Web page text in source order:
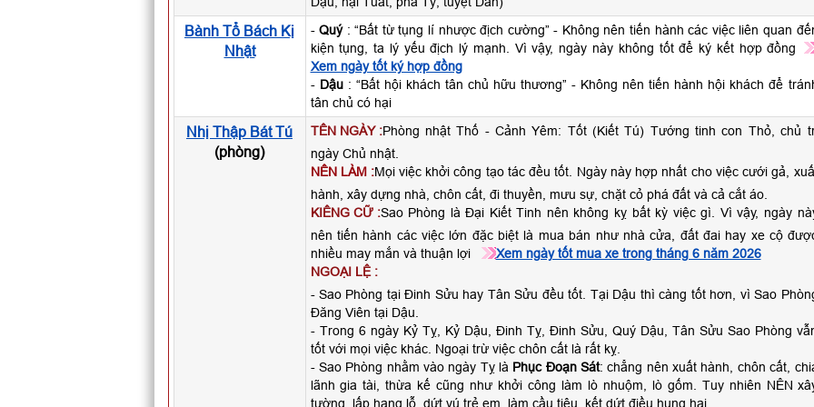
Bành Tổ Bách Kị
Nhật
-Quý: “Bất từ tụng lí nhược địch cường” - Không nên tiến hành các việc liên quan
kiện tụng, ta lý yếu địch lý mạnh. Vì vậy, ngày này không tốt để ký kết hợp đồng
Xem ngày tốt ký hợp đồng
- Dậu: “Bất hội khách tân chủ hữu thương” - Không nên tiến hành hội khách để
tân chủ có hại
Nhị Thập Bát Tú
(phòng)
TÊN NGÀY :Phòng nhật Thố - Cảnh Yêm: Tốt (Kiết Tú) Tướng tinh con Thỏ, chủ
ngày Chủ nhật.
NÊN LÀM :Mọi việc khởi công tạo tác đều tốt. Ngày này hợp nhất cho việc cưới gả,
hành, xây dựng nhà, chôn cất, đi thuyền, mưu sự, chặt cỏ phá đất và cả cắt áo.
KIÊNG CỮ :Sao Phòng là Đại Kiết Tinh nên không kỵ bất kỳ việc gì. Vì vậy, ngày
nên tiến hành các việc lớn đặc biệt là mua bán như nhà cửa, đất đai hay xe cộ
nhiều may mắn và thuận lợi
Xem ngày tốt mua xe trong tháng 6 năm 2026
NGOẠI LỆ :
- Sao Phòng tại Đinh Sửu hay Tân Sửu đều tốt. Tại Dậu thì càng tốt hơn, vì Sao
Đăng Viên tại Dậu.
- Trong 6 ngày Kỷ Tỵ, Kỷ Dậu, Đinh Tỵ, Đinh Sửu, Quý Dậu, Tân Sửu Sao Phòng
tốt với mọi việc khác. Ngoại trừ việc chôn cất là rất kỵ.
- Sao Phòng nhằm vào ngày Tỵ là Phục Đoạn Sát: chẳng nên xuất hành, chôn cất,
lãnh gia tài, thừa kế cũng như khởi công làm lò nhuộm, lò gốm. Tuy nhiên NÊN
tường, lấp hang lỗ, dứt vú trẻ em, làm cầu tiêu, kết dứt điều hung hại.